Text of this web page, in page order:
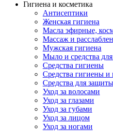
Гигиена и косметика
Антисептики
Женская гигиена
Масла эфирные,
Массаж и
Мужская гигиена
Мыло и средства
Средства гигиены
Средства гигиены и
Средства для
Уход за волосами
Уход за глазами
Уход за губами
Уход за лицом
Уход за ногами